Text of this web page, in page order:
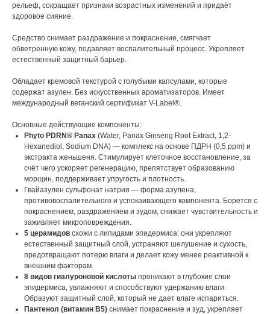
рельеф, сокращает признаки возрастных изменений и придаёт
здоровое сияние.
Средство снимает раздражение и покраснение, смягчает
обветренную кожу, подавляет воспалительный процесс. Укрепляет
естественный защитный барьер.
Обладает кремовой текстурой с голубыми капсулами, которые
содержат азулен. Без искусственных ароматизаторов. Имеет
международный веганский сертификат V-Label®.
Основные действующие компоненты:
Phyto PDRN® Panax (Water, Panax Ginseng Root Extract, 1,2-
Hexanediol, Sodium DNA) — комплекс на основе ПДРН (0,5 ppm) и
экстракта женьшеня. Стимулирует клеточное восстановление, за
счёт чего ускоряет регенерацию, препятствует образованию
морщин, поддерживает упругость и плотность.
Гвайазулен сульфонат натрия — форма азулена,
противовоспалительного и успокаивающего компонента. Борется с
покраснением, раздражением и зудом, снижает чувствительность и
заживляет микроповреждения.
5 церамидов схожи с липидами эпидермиса: они укрепляют
естественный защитный слой, устраняют шелушение и сухость,
предотвращают потерю влаги и делает кожу менее реактивной к
внешним факторам.
8 видов гиалуроновой кислоты проникают в глубокие слои
эпидермиса, увлажняют и способствуют удержанию влаги.
Образуют защитный слой, который не дает влаге испариться.
Пантенол (витамин B5) снимает покраснение и зуд, укрепляет